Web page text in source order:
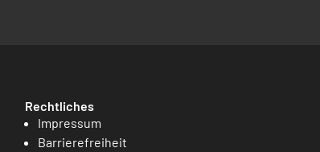
Rechtliches
Impressum
Barrierefreiheit